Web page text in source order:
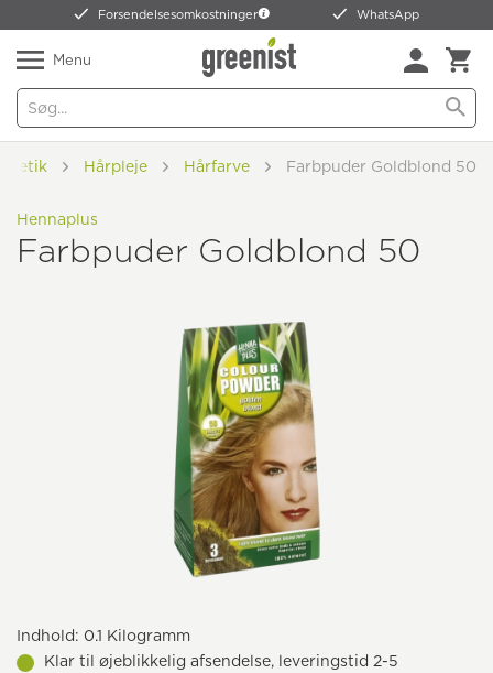
Forsendelsesomkostninger WhatsApp
Menu
Hårpleje Hårfarve Farbpuder Goldblond 50
Hennaplus
Farbpuder Goldblond 50
Indhold: 0.1 Kilogramm
Klar til øjeblikkelig afsendelse, leveringstid 2-5